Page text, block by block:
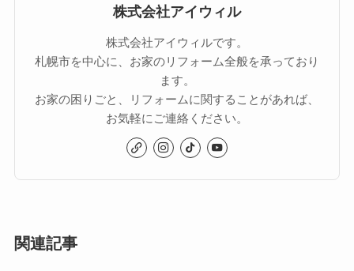
株式会社アイウィル
株式会社アイウィルです。
札幌市を中心に、お家のリフォーム全般を承っており
ます。
お家の困りごと、リフォームに関することがあれば、
お気軽にご連絡ください。
関連記事